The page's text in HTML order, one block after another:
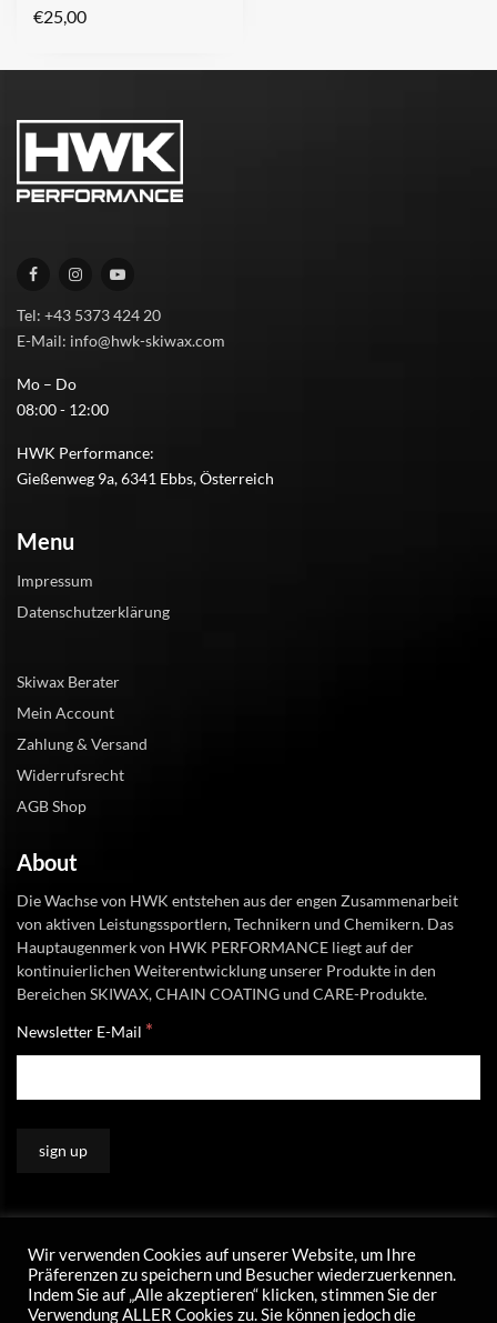
€25,00
Tel: +43 5373 424 20
E-Mail: info@hwk-skiwax.com
Mo – Do
08:00 - 12:00
HWK Performance:
Gießenweg 9a, 6341 Ebbs, Österreich
Menu
Impressum
Datenschutzerklärung
Skiwax Berater
Mein Account
Zahlung & Versand
Widerrufsrecht
AGB Shop
About
Die Wachse von HWK entstehen aus der engen Zusammenarbeit
von aktiven Leistungssportlern, Technikern und Chemikern. Das
Hauptaugenmerk von HWK PERFORMANCE liegt auf der
kontinuierlichen Weiterentwicklung unserer Produkte in den
Bereichen SKIWAX, CHAIN COATING und CARE-Produkte.
Newsletter E-Mail *
Wir verwenden Cookies auf unserer Website, um Ihre
Präferenzen zu speichern und Besucher wiederzuerkennen.
Indem Sie auf „Alle akzeptieren“ klicken, stimmen Sie der
Verwendung ALLER Cookies zu. Sie können jedoch die